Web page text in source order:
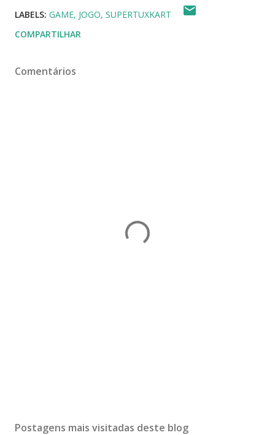
LABELS: GAME JOGO SUPERTUXKART
COMPARTILHAR
Comentários
Postagens mais visitadas deste blog